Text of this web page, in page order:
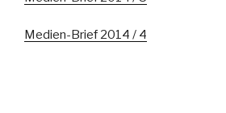
Medien-Brief 2014 / 4